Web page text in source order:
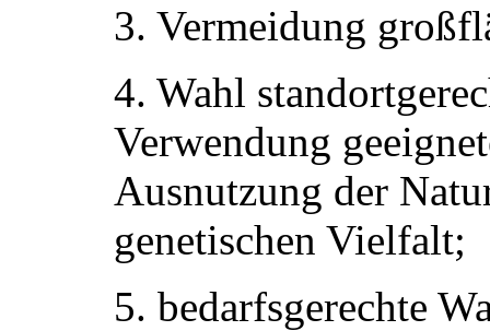
3. Vermeidung
4. Wahl
Verwendung
Ausnutzung der
genetischen Vielfalt;
5. bedarfsgerechte